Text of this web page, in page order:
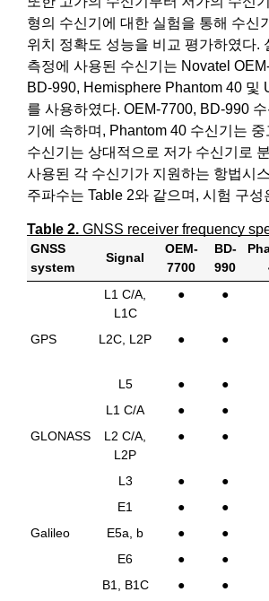
형의 수신기에 대한 실험을 통해 수신
위치 정확도 성능을 비교 평가하였다.
측정에 사용된 수신기는 Novatel
BD-990, Hemisphere Phantom 40 및
를 사용하였다. OEM-7700, BD-990
기에 속하며, Phantom 40 수신기는
수신기는 상대적으로 저가 수신기로
사용된 각 수신기가 지원하는 항법시
주파수는 Table 2와 같으며, 시험 구성
Table 2. GNSS receiver frequency
GNSS
system
Signal
OEM-
7700
BD-
990
L1 C/A,
L1C
● ●
GPS
L2C, L2P ● ●
L5
● ●
L1 C/A
● ●
GLONASS
L2 C/A,
L2P
● ●
L3 ● ●
E1
● ●
Galileo
E5a, b ● ●
E6
● ●
B1, B1C
● ●